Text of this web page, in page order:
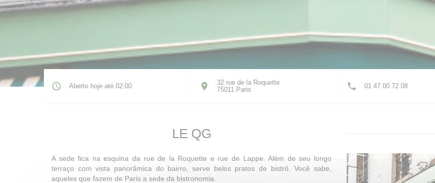
Aberto hoje até 02:00
32 rue de la Roquette
75011 Paris((abre numa nova janela)) 01 47 00 72 08
LE QG
A sede fica na esquina da rue de la Roquette e rue de Lappe. Além de seu longo
terraço com vista panorâmica do bairro, serve belos pratos de bistrô. Você sabe,
aqueles que fazem de Paris a sede da bistronomia.